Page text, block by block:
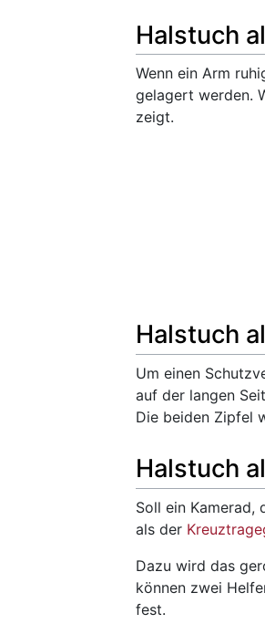
Halstuch
Wenn ein Arm
gelagert werden.
zeigt.
Halstuch
Um einen
auf der langen
Die beiden Zipfel
Halstuch
Soll ein
als der
Dazu wird das
können zwei
fest.